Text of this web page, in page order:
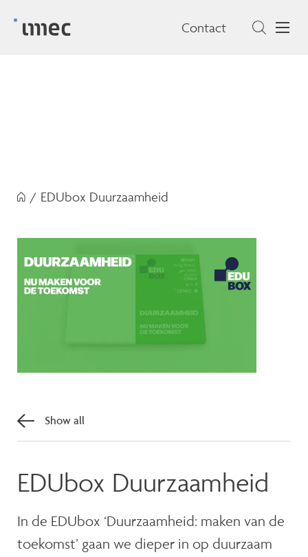
Contact
/ EDUbox Duurzaamheid
Show all
EDUbox Duurzaamheid
In de EDUbox ‘Duurzaamheid: maken van de
toekomst’ gaan we dieper in op duurzaam